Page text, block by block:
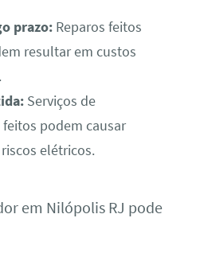
prazo: Reparos feitos
resultar em custos
Serviços de
podem causar
elétricos.
em Nilópolis RJ pode